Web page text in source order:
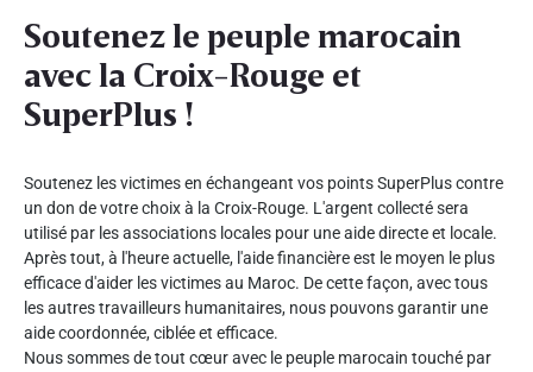
Soutenez le peuple marocain
avec la Croix-Rouge et
SuperPlus !
Soutenez les victimes en échangeant vos points SuperPlus contre
un don de votre choix à la Croix-Rouge. L'argent collecté sera
utilisé par les associations locales pour une aide directe et locale.
Après tout, à l'heure actuelle, l'aide financière est le moyen le plus
efficace d'aider les victimes au Maroc. De cette façon, avec tous
les autres travailleurs humanitaires, nous pouvons garantir une
aide coordonnée, ciblée et efficace.
Nous sommes de tout cœur avec le peuple marocain touché par